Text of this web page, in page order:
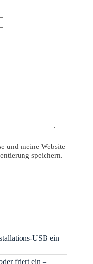
und meine Website
speichern.
USB ein
friert ein –